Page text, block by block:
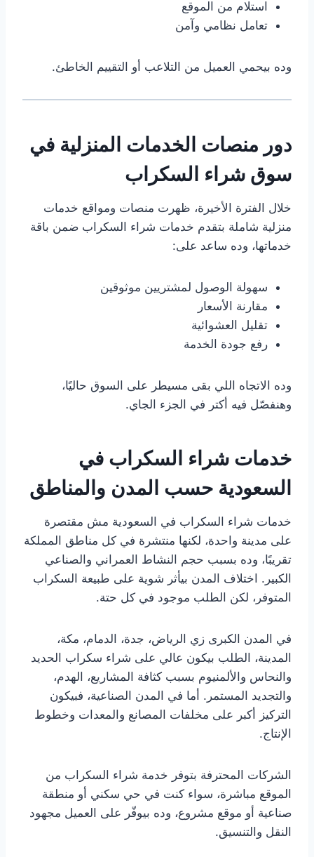
استلام من الموقع
تعامل نظامي وآمن
وده بيحمي العميل من التلاعب أو التقييم الخاطئ.
دور منصات الخدمات المنزلية في
سوق شراء السكراب
خلال الفترة الأخيرة، ظهرت منصات ومواقع خدمات
منزلية شاملة بتقدم خدمات شراء السكراب ضمن باقة
خدماتها، وده ساعد على:
سهولة الوصول لمشتريين موثوقين
مقارنة الأسعار
تقليل العشوائية
رفع جودة الخدمة
وده الاتجاه اللي بقى مسيطر على السوق حاليًا،
وهنفصّل فيه أكتر في الجزء الجاي.
خدمات شراء السكراب في
السعودية حسب المدن والمناطق
خدمات شراء السكراب في السعودية مش مقتصرة
على مدينة واحدة، لكنها منتشرة في كل مناطق المملكة
تقريبًا، وده بسبب حجم النشاط العمراني والصناعي
الكبير. اختلاف المدن بيأثر شوية على طبيعة السكراب
المتوفر، لكن الطلب موجود في كل حتة.
في المدن الكبرى زي الرياض، جدة، الدمام، مكة،
المدينة، الطلب بيكون عالي على شراء سكراب الحديد
والنحاس والألمنيوم بسبب كثافة المشاريع، الهدم،
والتجديد المستمر. أما في المدن الصناعية، فبيكون
التركيز أكبر على مخلفات المصانع والمعدات وخطوط
الإنتاج.
الشركات المحترفة بتوفر خدمة شراء السكراب من
الموقع مباشرة، سواء كنت في حي سكني أو منطقة
صناعية أو موقع مشروع، وده بيوفّر على العميل مجهود
النقل والتنسيق.